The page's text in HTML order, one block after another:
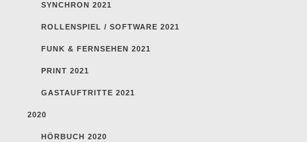
SYNCHRON 2021
ROLLENSPIEL / SOFTWARE 2021
FUNK & FERNSEHEN 2021
PRINT 2021
GASTAUFTRITTE 2021
2020
HÖRBUCH 2020